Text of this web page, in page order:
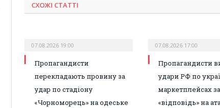
СХОЖІ СТАТТІ
07.08.2026 19:00
Пропагандисти
перекладають провину за
удар по стадіону
«Чорноморець» на одеське
07.08.2026 17:00
Пропагандисти
удари РФ по
маркетплейсах за
«відповідь» на